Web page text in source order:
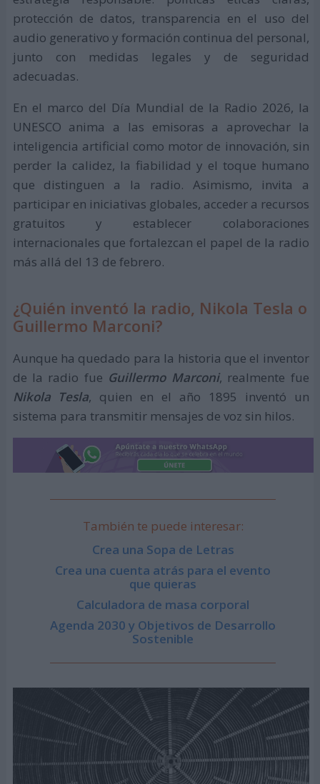
protección de datos, transparencia en el uso del
audio generativo y formación continua del personal,
junto con medidas legales y de seguridad
adecuadas.
En el marco del Día Mundial de la Radio 2026, la
UNESCO anima a las emisoras a aprovechar la
inteligencia artificial como motor de innovación, sin
perder la calidez, la fiabilidad y el toque humano
que distinguen a la radio. Asimismo, invita a
participar en iniciativas globales, acceder a recursos
gratuitos y establecer colaboraciones
internacionales que fortalezcan el papel de la radio
más allá del 13 de febrero.
¿Quién inventó la radio, Nikola Tesla o
Guillermo Marconi?
Aunque ha quedado para la historia que el inventor
de la radio fue Guillermo Marconi, realmente fue
Nikola Tesla, quien en el año 1895 inventó un
sistema para transmitir mensajes de voz sin hilos.
También te puede interesar:
Crea una Sopa de Letras
Crea una cuenta atrás para el evento
que quieras
Calculadora de masa corporal
Agenda 2030 y Objetivos de Desarrollo
Sostenible